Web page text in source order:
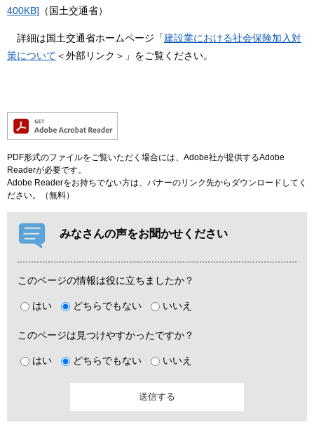
400KB] （国土交通省）
詳細は国土交通省ホームページ「建設業における社会保険加入対
策について ＜外部リンク＞ 」をご覧ください。
PDF形式のファイルをご覧いただく場合には、Adobe社が提供するAdobe
Readerが必要です。
Adobe Readerをお持ちでない方は、バナーのリンク先からダウンロードしてく
ださい。（無料）
みなさんの声をお聞かせください
このページの情報は役に立ちましたか？
はい どちらでもない いいえ
このページは見つけやすかったですか？
はい どちらでもない いいえ